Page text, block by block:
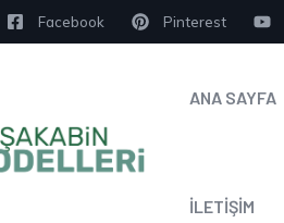
Facebook Pinterest
ANA SAYFA
İLETİŞİM